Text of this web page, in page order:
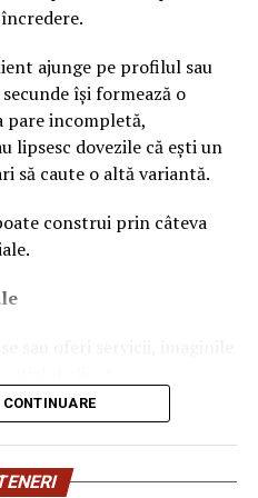
Oriflame completează
noi parfumuri create
dintre liderii mondiali în
lime-ului peruvian,
proaspăt spălată și
modernă care oferă
este un parfum
ajunge pe profilul sau
își formează o
pare incompletă,
lipsesc dovezile că ești un
să caute o altă variantă.
construi prin câteva
de bună calitate inspiră
prezintă lucrări
sau imagini din timpul